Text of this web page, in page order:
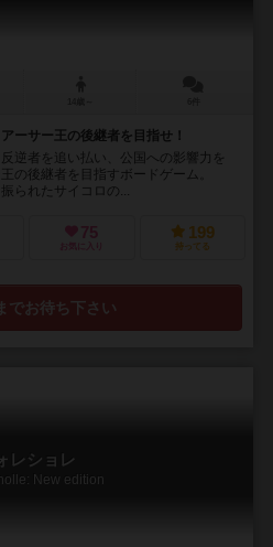
ーサー王の後継者を目指せ！
逆者を追い払い、公国への影響力を
王の後継者を目指すボードゲーム。
られたサイコロの...
75
お気に入り
199
持ってる
でお待ち下さい
レショレ
New edition